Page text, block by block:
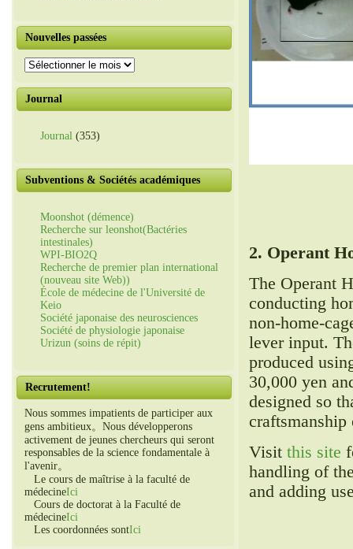
Nouvelles passées
Nouvelles
passées
Journal
Journal (353)
Subventions & Sociétés académiques
Moonshot (démence)
Recherche sur leonshot(Bactéries
intestinales)
WPI-BIO2Q
Recherche de premier plan international
(nouveau site Web))
École de médecine de l'Université de
Keio
Société japonaise des neurosciences
Société de physiologie japonaise
Urizun (soins de répit)
Recrutement!
Nous sommes impatients de participer aux
gens ambitieux。Nous développerons
activement de jeunes chercheurs qui seront
responsables de la science fondamentale à
l'avenir。
Le cours de maîtrise à la faculté de
médecineIci
Cours de doctorat à la Faculté de
médecineIci
Les coordonnées sontIci
2. Operant
The Operant
conducting
non-home-
lever input.
produced
30,000 yen
designed so
craftsmanship
Visit this site
handling of
and adding